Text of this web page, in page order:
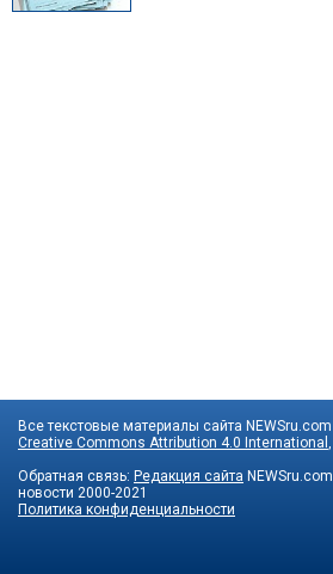
Все текстовые материалы сайта
Creative Commons Attribution 4.0 International
Обратная связь: Редакция сайта
новости 2000-2021
Политика конфиденциальности